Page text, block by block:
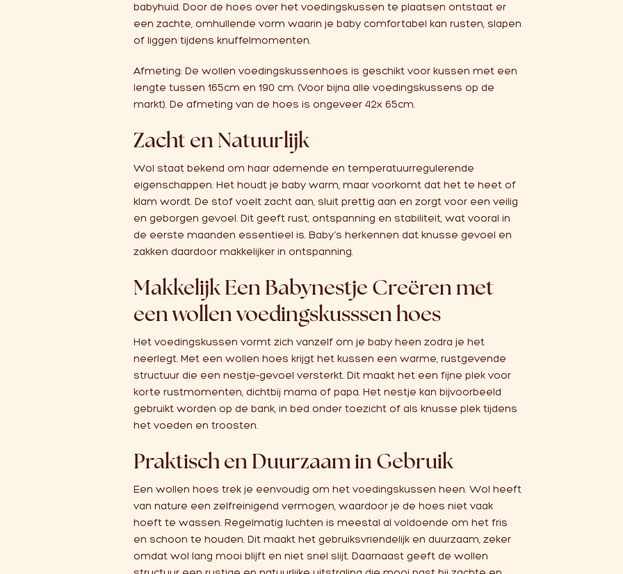
babyhuid. Door de hoes over het voedingskussen te plaatsen ontstaat er
een zachte, omhullende vorm waarin je baby comfortabel kan rusten, slapen
of liggen tijdens knuffelmomenten.
Afmeting: De wollen voedingskussenhoes is geschikt voor kussen met een
lengte tussen 165cm en 190 cm. (Voor bijna alle voedingskussens op de
markt). De afmeting van de hoes is ongeveer 42x 65cm.
Zacht en Natuurlijk
Wol staat bekend om haar ademende en temperatuurregulerende
eigenschappen. Het houdt je baby warm, maar voorkomt dat het te heet of
klam wordt. De stof voelt zacht aan, sluit prettig aan en zorgt voor een veilig
en geborgen gevoel. Dit geeft rust, ontspanning en stabiliteit, wat vooral in
de eerste maanden essentieel is. Baby’s herkennen dat knusse gevoel en
zakken daardoor makkelijker in ontspanning.
Makkelijk Een Babynestje Creëren met
een wollen voedingskusssen hoes
Het voedingskussen vormt zich vanzelf om je baby heen zodra je het
neerlegt. Met een wollen hoes krijgt het kussen een warme, rustgevende
structuur die een nestje-gevoel versterkt. Dit maakt het een fijne plek voor
korte rustmomenten, dichtbij mama of papa. Het nestje kan bijvoorbeeld
gebruikt worden op de bank, in bed onder toezicht of als knusse plek tijdens
het voeden en troosten.
Praktisch en Duurzaam in Gebruik
Een wollen hoes trek je eenvoudig om het voedingskussen heen. Wol heeft
van nature een zelfreinigend vermogen, waardoor je de hoes niet vaak
hoeft te wassen. Regelmatig luchten is meestal al voldoende om het fris
en schoon te houden. Dit maakt het gebruiksvriendelijk en duurzaam, zeker
omdat wol lang mooi blijft en niet snel slijt. Daarnaast geeft de wollen